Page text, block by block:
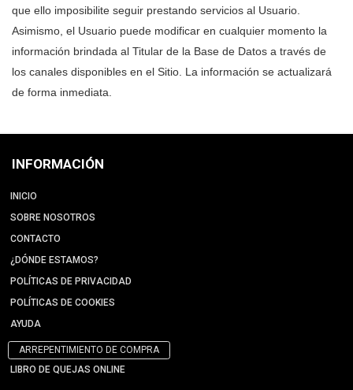
que ello imposibilite seguir prestando servicios al Usuario.
Asimismo, el Usuario puede modificar en cualquier momento la
información brindada al Titular de la Base de Datos a través de
los canales disponibles en el Sitio. La información se actualizará
de forma inmediata.
INFORMACIÓN
INICIO
SOBRE NOSOTROS
CONTACTO
¿DÓNDE ESTAMOS?
POLÍTICAS DE PRIVACIDAD
POLÍTICAS DE COOKIES
AYUDA
ARREPENTIMIENTO DE COMPRA
LIBRO DE QUEJAS ONLINE